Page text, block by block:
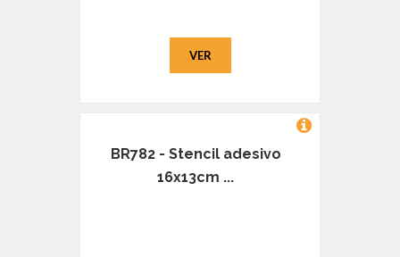
VER
BR782 - Stencil adesivo
16x13cm ...